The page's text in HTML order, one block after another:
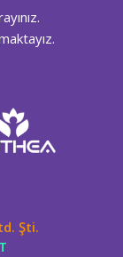
Şti.